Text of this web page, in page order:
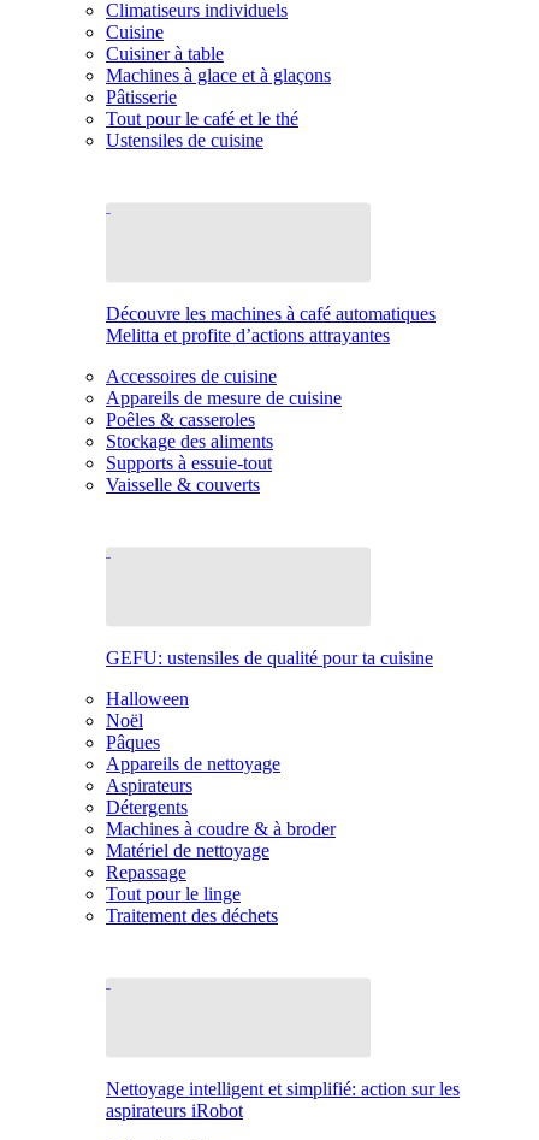
Climatiseurs individuels
Cuisine
Cuisiner à table
Machines à glace et à glaçons
Pâtisserie
Tout pour le café et le thé
Ustensiles de cuisine
Découvre les machines à café automatiques
Melitta et profite d’actions attrayantes
Accessoires de cuisine
Appareils de mesure de cuisine
Poêles & casseroles
Stockage des aliments
Supports à essuie-tout
Vaisselle & couverts
GEFU: ustensiles de qualité pour ta cuisine
Halloween
Noël
Pâques
Appareils de nettoyage
Aspirateurs
Détergents
Machines à coudre & à broder
Matériel de nettoyage
Repassage
Tout pour le linge
Traitement des déchets
Nettoyage intelligent et simplifié: action sur les
aspirateurs iRobot